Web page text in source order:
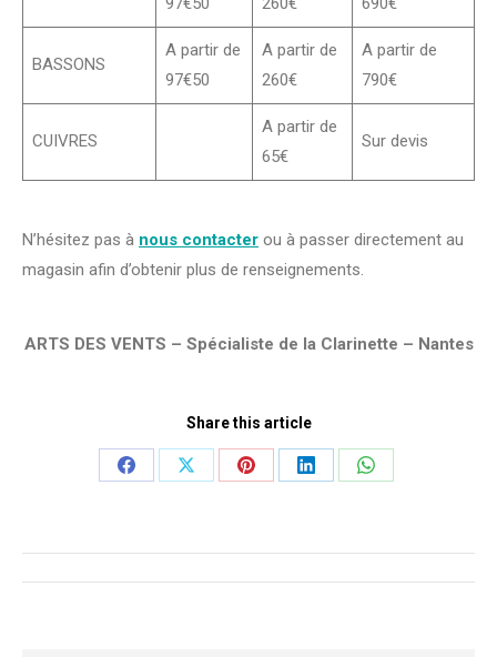
BASSONS
A partir de
97€50
A partir de
260€
A partir de
790€
CUIVRES
A partir de
65€
Sur devis
N’hésitez pas à nous contacter ou à passer directement au
magasin afin d’obtenir plus de renseignements.
ARTS DES VENTS – Spécialiste de la Clarinette – Nantes
Share this article
Share
Share
Share
Share
Share
Navigation